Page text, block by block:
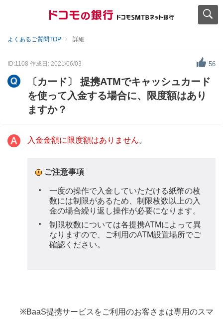
よくあるご質問TOP 詳細
ID:1108 作成日: 2021/06/03 56
〔カード〕 提携ATMでキャッシュカード
を使って入金する場合に、限度額はあり
ますか？
入金金額に限度額はありません。
ご注意事項
一度の操作で入金していただける紙幣の枚
数には制限があるため、制限枚数以上の入
金の場合繰り返し操作が必要になります。
制限枚数については各提携ATMによって異
なりますので、ご利用のATM設置場所でご
確認ください。
※BaaS提携サービスをご利用のお客さまは専用のスマ